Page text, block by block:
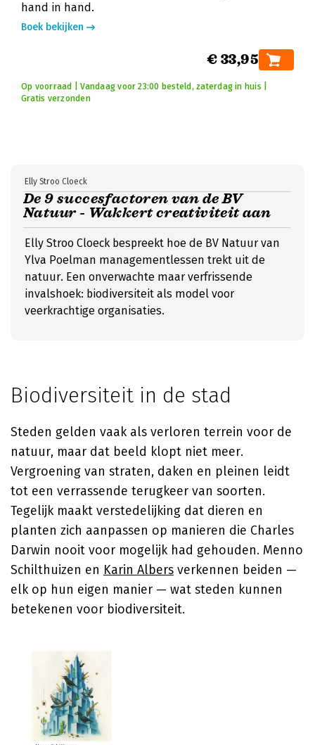
hand in hand.
Boek bekijken
€ 33,95
Op voorraad | Vandaag voor 23:00 besteld, zaterdag in huis |
Gratis verzonden
De 9 succesfactoren van de BV
Natuur - Wakkert creativiteit aan
Elly Stroo Cloeck
Elly Stroo Cloeck bespreekt hoe de BV Natuur van
Ylva Poelman managementlessen trekt uit de
natuur. Een onverwachte maar verfrissende
invalshoek: biodiversiteit als model voor
veerkrachtige organisaties.
Biodiversiteit in de stad
Steden gelden vaak als verloren terrein voor de
natuur, maar dat beeld klopt niet meer.
Vergroening van straten, daken en pleinen leidt
tot een verrassende terugkeer van soorten.
Tegelijk maakt verstedelijking dat dieren en
planten zich aanpassen op manieren die Charles
Darwin nooit voor mogelijk had gehouden. Menno
Schilthuizen en Karin Albers verkennen beiden —
elk op hun eigen manier — wat steden kunnen
betekenen voor biodiversiteit.